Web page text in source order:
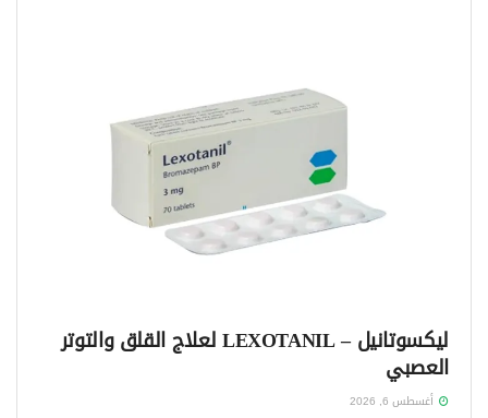
ليكسوتانيل – LEXOTANIL لعلاج القلق والتوتر
العصبي
أغسطس 6, 2026